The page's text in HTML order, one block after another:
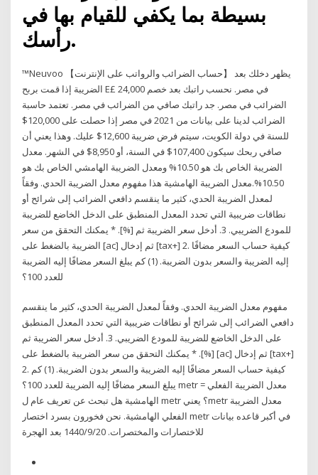
بسيطة بما يكفي للقيام بها في
رأسك.
™Neuvoo 【حساب الضرائب والرواتب على الإنترنت】 يظهر دخلك بعد
الضريبة إذا قمت بربح E£ 24,000 في مصر. نحسب راتبك بعد خصم
الضرائب في مصر. جد راتبك صافي من الضرائب في مصر. تعتمد حاسبة
الضرائب لدينا على بيانات من 2021 في مصر إذا حصلت على 120,000$
للسنة في دولة الكويت، سيتم فرض ضريبة 12,600$ عليك. وهذا يعني أن
صافي ربحك سيكون 107,400$ في السنة، أو 8,950$ في الشهر. معدل
الضريبة الخاص بك هو 10.50% ومعدل الضريبة الهامشي الخاص بك هو
10.50%.معدل الضريبة الهامشية هذا مفهوم معدل الضريبة الحدي. وفقاً
لمعدل الضريبة الحدي، كثير ما ينقسم دافعي الضرائب إلى شرائح أو
نطاقات ضريبية التي تحدد المعدل المنطبق على الدخل الخاضع للضريبة
للمودع الضريبي. 3. أدخل سعر الضريبة ثم [%]. * يمكنك التحقق من سعر
الضريبة بالضغط على [ac] ثم إدخال [tax+‎] 2. كيفية حساب السعر مضافًا
إليه الضريبة والسعر بدون الضريبة. ‏(1) كم يبلغ السعر مضافًا إليه الضريبة
للعدد 100؟
مفهوم معدل الضريبة الحدي. وفقاً لمعدل الضريبة الحدي، كثير ما ينقسم
دافعي الضرائب إلى شرائح أو نطاقات ضريبية التي تحدد المعدل المنطبق
على الدخل الخاضع للضريبة للمودع الضريبي. 3. أدخل سعر الضريبة ثم
[%]. * يمكنك التحقق من سعر الضريبة بالضغط على [ac] ثم إدخال [tax+‎]
2. كيفية حساب السعر مضافًا إليه الضريبة والسعر بدون الضريبة. ‏(1) كم
يبلغ السعر مضافًا إليه الضريبة للعدد 100؟ metr = معدل الضريبة الفعلي
الهامشية هل تبحث عن تعريف عام ل metr ؟ يعنيmetr معدل الضريبة
الفعلي الهامشية. نحن فخورون بسرد اختصار metr في أكبر قاعده بيانات
للاختصارات والمختصرات. 20‏‏/9‏‏/1440 بعد الهجرة